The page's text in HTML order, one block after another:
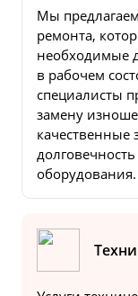
Мы
ремонта,
необходимые
в рабочем
специалисты
замену
качественные
оборудования.